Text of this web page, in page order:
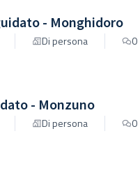
- Monghidoro
Di persona 0
- Monzuno
Di persona 0